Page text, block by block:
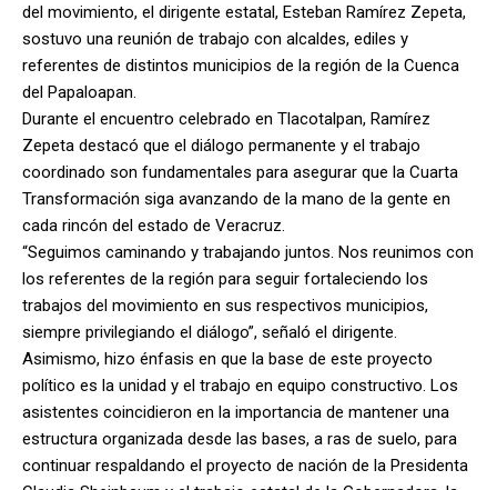
del movimiento, el dirigente estatal, Esteban Ramírez Zepeta,
sostuvo una reunión de trabajo con alcaldes, ediles y
referentes de distintos municipios de la región de la Cuenca
del Papaloapan.
Durante el encuentro celebrado en Tlacotalpan, Ramírez
Zepeta destacó que el diálogo permanente y el trabajo
coordinado son fundamentales para asegurar que la Cuarta
Transformación siga avanzando de la mano de la gente en
cada rincón del estado de Veracruz.
“Seguimos caminando y trabajando juntos. Nos reunimos con
los referentes de la región para seguir fortaleciendo los
trabajos del movimiento en sus respectivos municipios,
siempre privilegiando el diálogo”, señaló el dirigente.
Asimismo, hizo énfasis en que la base de este proyecto
político es la unidad y el trabajo en equipo constructivo. Los
asistentes coincidieron en la importancia de mantener una
estructura organizada desde las bases, a ras de suelo, para
continuar respaldando el proyecto de nación de la Presidenta